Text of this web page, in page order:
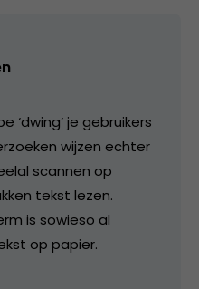
‘dwing’ je gebruikers
wijzen echter
scannen op
tekst lezen.
is sowieso al
op papier.